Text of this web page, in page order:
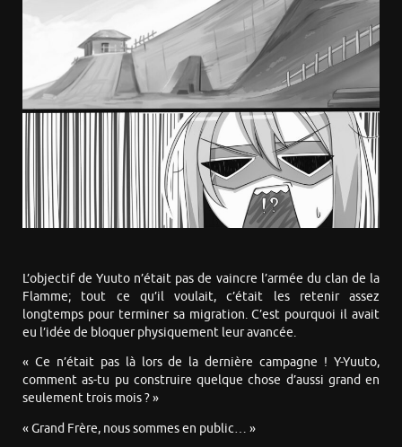
L’objectif de Yuuto n’était pas de vaincre l’armée du clan de la
Flamme; tout ce qu’il voulait, c’était les retenir assez
longtemps pour terminer sa migration. C’est pourquoi il avait
eu l’idée de bloquer physiquement leur avancée.
« Ce n’était pas là lors de la dernière campagne ! Y-Yuuto,
comment as-tu pu construire quelque chose d’aussi grand en
seulement trois mois ? »
« Grand Frère, nous sommes en public… »